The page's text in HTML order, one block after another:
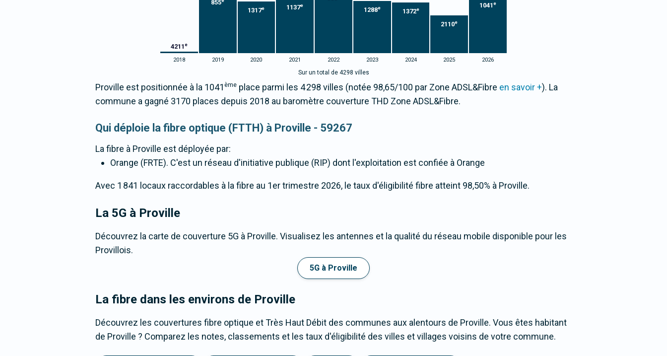
4211 e
855
1317e 1137e
1288e 1372e
2110e
1041e
2018 2019 2020 2021 2022 2023 2024 2025 2026
Sur un total de 4298 villes
Proville est positionnée à la 1041 ème place parmi les 4 298 villes (notée 98,65/100 par Zone ADSL&Fibre en savoir +). La
commune a gagné 3170 places depuis 2018 au baromètre couverture THD Zone ADSL&Fibre.
Qui déploie la fibre optique (FTTH) à Proville - 59267
La fibre à Proville est déployée par:
Orange (FRTE). C'est un réseau d'initiative publique (RIP) dont l'exploitation est confiée à Orange
Avec 1 841 locaux raccordables à la fibre au 1er trimestre 2026, le taux d'éligibilité fibre atteint 98,50% à Proville.
La 5G à Proville
Découvrez la carte de couverture 5G à Proville. Visualisez les antennes et la qualité du réseau mobile disponible pour les
Provillois.
5G à Proville
La fibre dans les environs de Proville
Découvrez les couvertures fibre optique et Très Haut Débit des communes aux alentours de Proville. Vous êtes habitant
de Proville ? Comparez les notes, classements et les taux d'éligibilité des villes et villages voisins de votre commune.